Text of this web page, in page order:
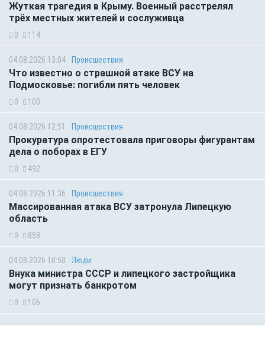
Жуткая трагедия в Крыму. Военный расстрелял
трёх местных жителей и сослуживца
0 114
04.08.2026 13:04 Происшествия
Что известно о страшной атаке ВСУ на
Подмосковье: погибли пять человек
0 100
04.08.2026 12:51 Происшествия
Прокуратура опротестовала приговоры фигурантам
дела о поборах в ЕГУ
0 492
04.08.2026 11:36 Происшествия
Массированная атака ВСУ затронула Липецкую
область
0 858
04.08.2026 10:50 Люди
Внука министра СССР и липецкого застройщика
могут признать банкротом
0 106